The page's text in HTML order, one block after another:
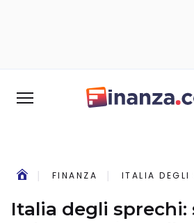
FINANZA ITALIA DEGLI
Italia degli sprechi: